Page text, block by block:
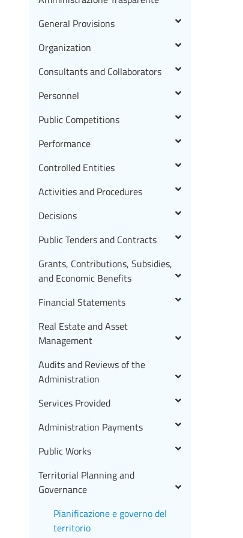
General Provisions
Organization
Consultants and Collaborators
Personnel
Public Competitions
Performance
Controlled Entities
Activities and Procedures
Decisions
Public Tenders and Contracts
Grants, Contributions, Subsidies,
and Economic Benefits
Financial Statements
Real Estate and Asset
Management
Audits and Reviews of the
Administration
Services Provided
Administration Payments
Public Works
Territorial Planning and
Governance
Pianificazione e governo del
territorio